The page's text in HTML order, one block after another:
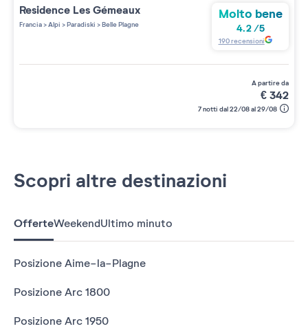
Residence Les Gémeaux
Francia>Alpi >Paradiski >Belle Plagne
Molto bene
4.2/5
190recensioni
a partire da
€342
7 notti dal 22/08 al 29/08
Scopri altre destinazioni
OfferteWeekendUltimo minuto
Posizione Aime-la-Plagne
Posizione Arc 1800
Posizione Arc 1950